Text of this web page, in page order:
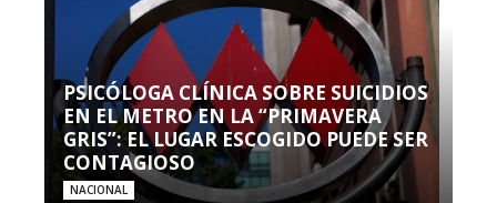
PSICÓLOGA CLÍNICA SOBRE SUICIDIOS
EN EL METRO EN LA “PRIMAVERA
GRIS”: EL LUGAR ESCOGIDO PUEDE SER
CONTAGIOSO
NACIONAL